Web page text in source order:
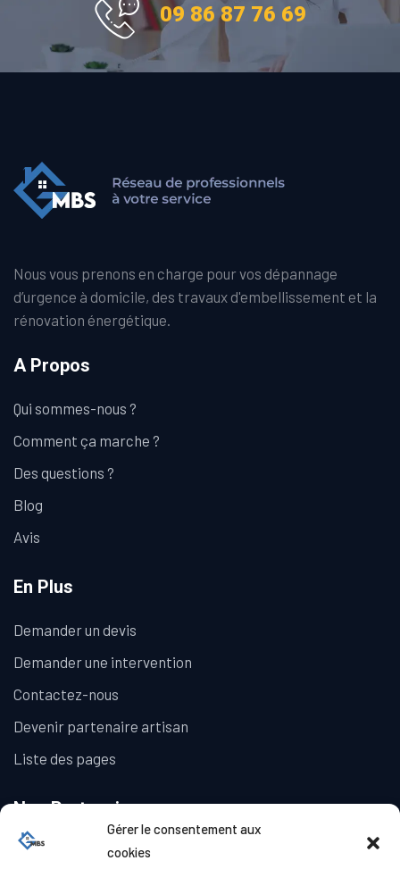
Gérer le consentement aux
cookies
09 86 87 76 69
Nous vous prenons en charge pour vos dépannage
d’urgence à domicile, des travaux d'embellissement et la
rénovation énergétique.
A Propos
Qui sommes-nous ?
Comment ça marche ?
Des questions ?
Blog
Avis
En Plus
Demander un devis
Demander une intervention
Contactez-nous
Devenir partenaire artisan
Liste des pages
Nos Partenaires
La Galerie Immobilière